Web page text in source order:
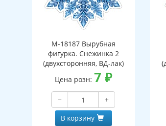
М-18187 Вырубная
фигурка. Снежинка 2
(двухсторонняя, ВД-лак)
Цена розн: 7 ₽
−
+
В корзину